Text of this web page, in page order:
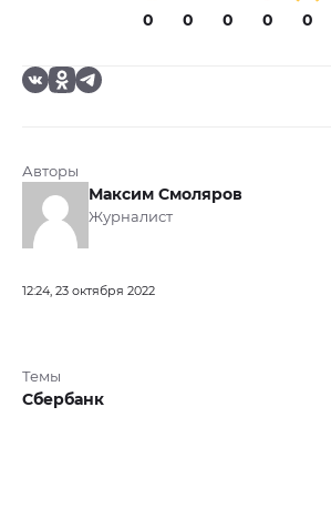
0 0 0 0 0
Авторы
Максим Смоляров
Журналист
12:24, 23 октября 2022
Темы
Сбербанк